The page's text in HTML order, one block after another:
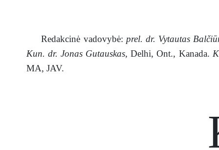
Redakcinė vadovybė: prel. dr. Vytautas
Kun. dr. Jonas Gutauskas, Delhi, Ont., Kanada.
MA, JAV.